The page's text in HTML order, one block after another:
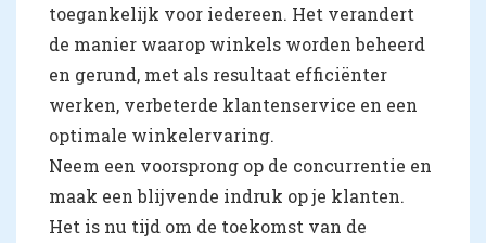
toegankelijk voor iedereen. Het verandert
de manier waarop winkels worden beheerd
en gerund, met als resultaat efficiënter
werken, verbeterde klantenservice en een
optimale winkelervaring.
Neem een voorsprong op de concurrentie en
maak een blijvende indruk op je klanten.
Het is nu tijd om de toekomst van de